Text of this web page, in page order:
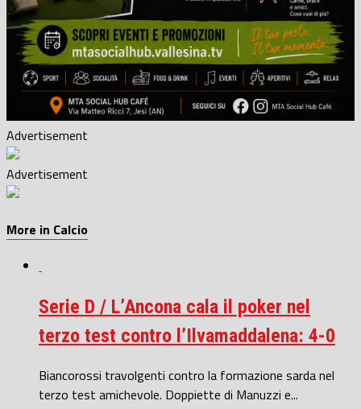
Advertisement
Advertisement
More in Calcio
Serie D / L’Ancona cala il poker nel
terzo test contro l’Ilvamaddalena: 4-0
Biancorossi travolgenti contro la formazione sarda nel
terzo test amichevole. Doppiette di Manuzzi e...